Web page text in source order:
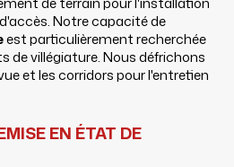
Notre capacité de
est particulièrement recherchée
de villégiature. Nous défrichons
et les corridors pour l'entretien
EN ÉTAT DE